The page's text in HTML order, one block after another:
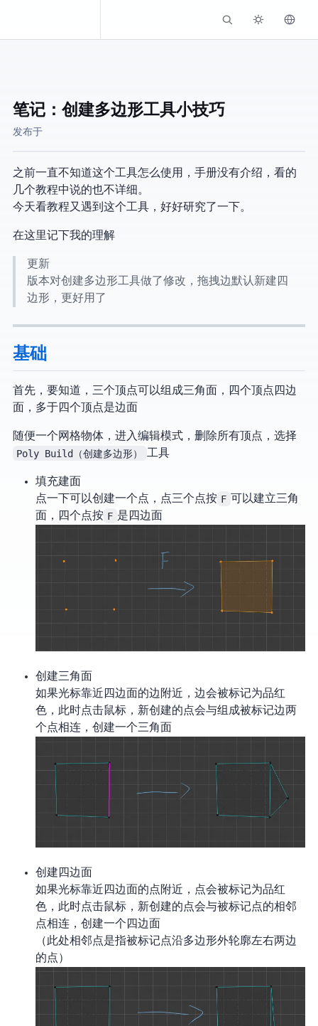
笔记：“创建多边形”工具小技巧
发布于
之前一直不知道这个工具怎么使用，手册没有介绍，看的
几个教程中说的也不详细。
今天看教程又遇到这个工具，好好研究了一下。
在这里记下我的理解
09/14更新
2.81版本对创建多边形工具做了修改，拖拽边默认新建四
边形，更好用了
基础
首先，要知道，三个顶点可以组成三角面，四个顶点四边
面，多于四个顶点是N边面
随便一个网格物体，进入编辑模式，删除所有顶点，选择
Poly Build（创建多边形） 工具
填充建面
点一下可以创建一个点，点三个点按 F 可以建立三角
面，四个点按 F 是四边面
创建三角面
如果光标靠近四边面的边附近，边会被标记为品红
色，此时点击鼠标，新创建的点会与组成被标记边两
个点相连，创建一个三角面
创建四边面
如果光标靠近四边面的点附近，点会被标记为品红
色，此时点击鼠标，新创建的点会与被标记点的相邻
点相连，创建一个四边面
（此处相邻点是指被标记点沿多边形外轮廓左右两边
的点）